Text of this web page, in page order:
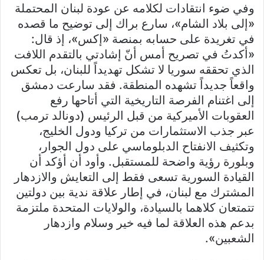
وفي ضوء انتقادات لكلامه عن عودة لبنان المحتملة
«إلى بلاد الشام»، سارع براك إلى توضيح ما قصده
في تغريدة على حسابه بمنصة «إكس»، إذ قال:
«أكدتُ في تصريح أمس أنّ إشادتي بالتقدم اللافت
الذي تحققه سوريا لا تشكل تهديداً للبنان، بل تعكس
واقعاً جديداً تشهده المنطقة. فقد سارعت دمشق
إلى اغتنام الفرصة التاريخية التي أتاحها رفع
العقوبات الأميركية من قبل الرئيس (دونالد ترمب)
عبر جذب الاستثمارات من تركيا ودول الخليج،
وتكثيف الانفتاح الدبلوماسي على دول الجوار،
وبلورة رؤية واضحة للمستقبل. وأود أن أؤكد أن
القيادة السورية تسعى فقط إلى التعايش والازدهار
المشترك مع لبنان، في إطار علاقة ندية بين دولتين
تتمتعان كلاهما بالسيادة، والولايات المتحدة ملتزمة
بدعم هذه العلاقة لما فيه خير وسلام وازدهار
الشعبين».